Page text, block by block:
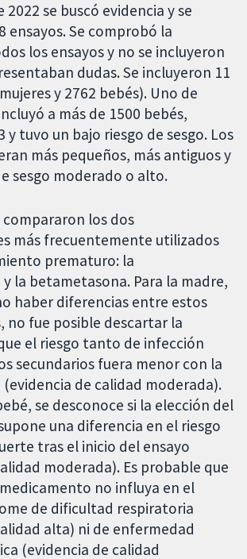
2022 se buscó evidencia y se
ensayos. Se comprobó la
los ensayos y no se incluyeron
dudas. Se incluyeron 11
y 2762 bebés). Uno de
a más de 1500 bebés,
y tuvo un bajo riesgo de sesgo. Los
más pequeños, más antiguos y
sesgo moderado o alto.
compararon los dos
más frecuentemente utilizados
prematuro: la
la betametasona. Para la madre,
haber diferencias entre estos
no fue posible descartar la
el riesgo tanto de infección
secundarios fuera menor con la
de calidad moderada).
se desconoce si la elección del
una diferencia en el riesgo
tras el inicio del ensayo
moderada). Es probable que
no influya en el
de dificultad respiratoria
alta) ni de enfermedad
(evidencia de calidad